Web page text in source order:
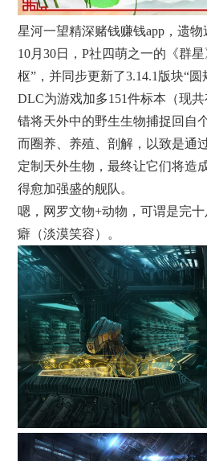
星河一望精深赌钱赚钱app，遗物
10月30日，P社四萌之一的《群
枢”，并同步更新了3.14.1版块“
DLC为游戏加多151件标本（现
错将天外中的野生生物捕捉回自
而圈养、养殖、剖解，以致是通
定制天外生物，最终让它们将造
得愈加强盛的舰队。
嗯，网罗文物+动物，可谓是完
癖（淡漠笑容）。